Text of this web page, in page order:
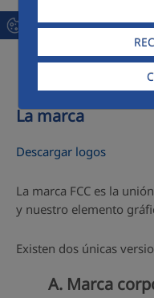
La marca
Descargar logos
La marca FCC es la
y nuestro elemento
Existen dos únicas
A. Marca